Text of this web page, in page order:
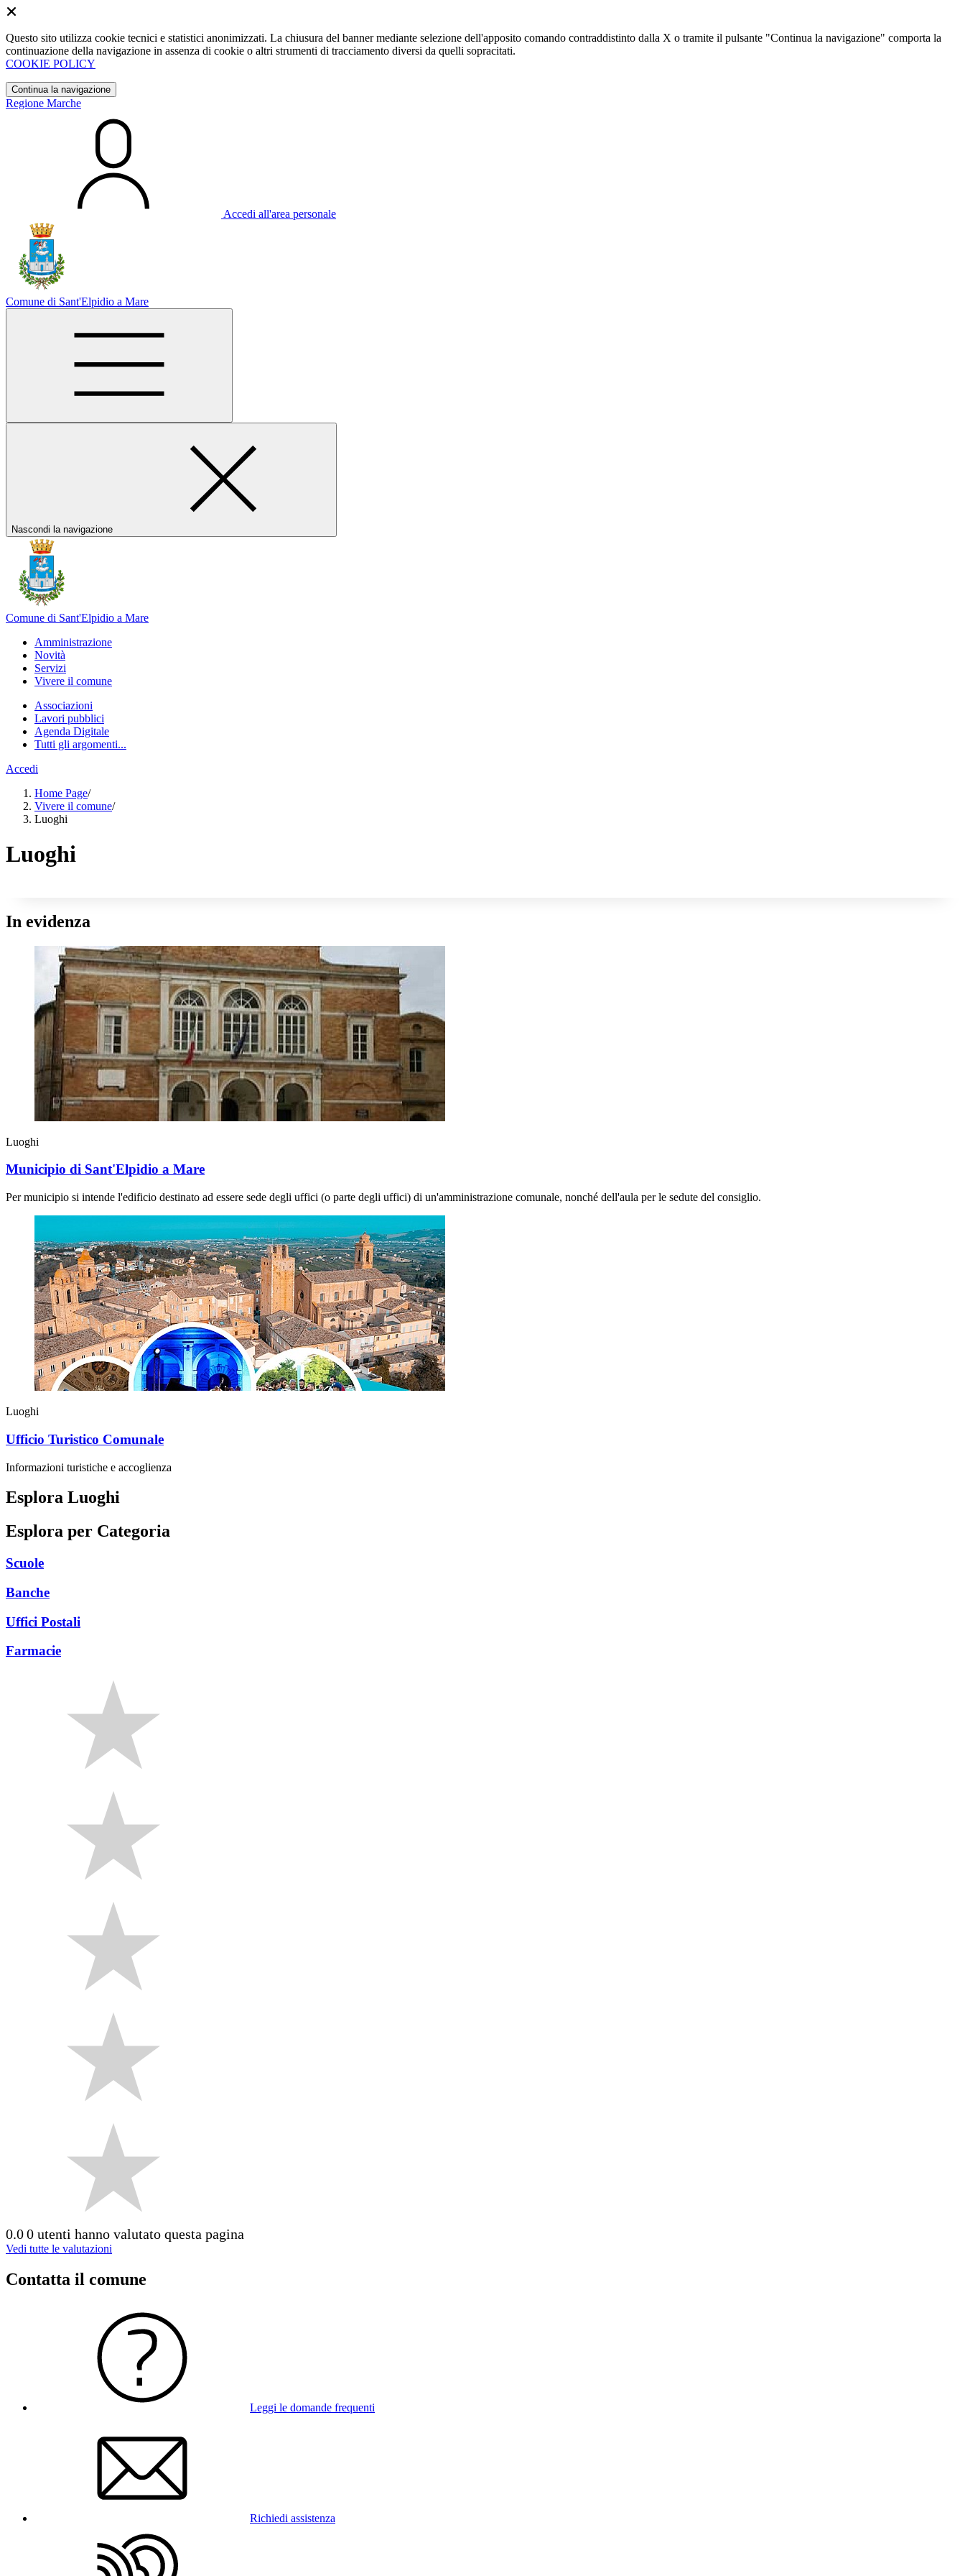
Questo sito utilizza cookie tecnici e statistici anonimizzati. La chiusura del banner mediante selezione dell'apposito comando contraddistinto dalla X o tramite il pulsante "Continua la navigazione" comporta la
continuazione della navigazione in assenza di cookie o altri strumenti di tracciamento diversi da quelli sopracitati.
COOKIE POLICY
Continua la navigazione
Regione Marche
Accedi all'area personale
Comune di Sant'Elpidio a Mare
Nascondi la navigazione
Comune di Sant'Elpidio a Mare
Amministrazione
Novità
Servizi
Vivere il comune
Associazioni
Lavori pubblici
Agenda Digitale
Tutti gli argomenti...
Accedi
Home Page/
Vivere il comune/
Luoghi
Luoghi
In evidenza
Luoghi
Municipio di Sant'Elpidio a Mare
Per municipio si intende l'edificio destinato ad essere sede degli uffici (o parte degli uffici) di un'amministrazione comunale, nonché dell'aula per le sedute del consiglio.
Luoghi
Ufficio Turistico Comunale
Informazioni turistiche e accoglienza
Esplora Luoghi
Esplora per Categoria
Scuole
Banche
Uffici Postali
Farmacie
0.00 utenti hanno valutato questa pagina
Vedi tutte le valutazioni
Contatta il comune
Leggi le domande frequenti
Richiedi assistenza